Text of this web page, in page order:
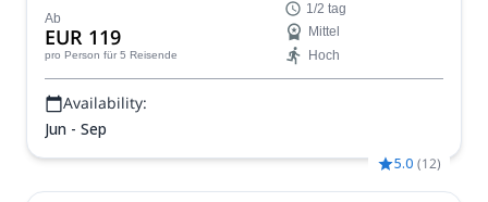
Kletterausflug!
Ab
EUR 119
pro Person für 5 Reisende
1/2 tag
Mittel
Hoch
Availability:
Jun - Sep
5.0 (12)